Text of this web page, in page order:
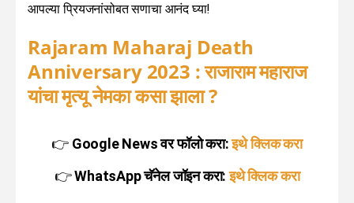
आपल्या प्रियजनांसोबत सणाचा आनंद घ्या!
Rajaram Maharaj Death
Anniversary 2023 : राजाराम महाराज
यांचा मृत्यू नेमका कसा झाला ?
👉 Google News वर फॉलो करा: इथे क्लिक करा
👉WhatsApp चॅनेल जॉइन करा: इथे क्लिक करा